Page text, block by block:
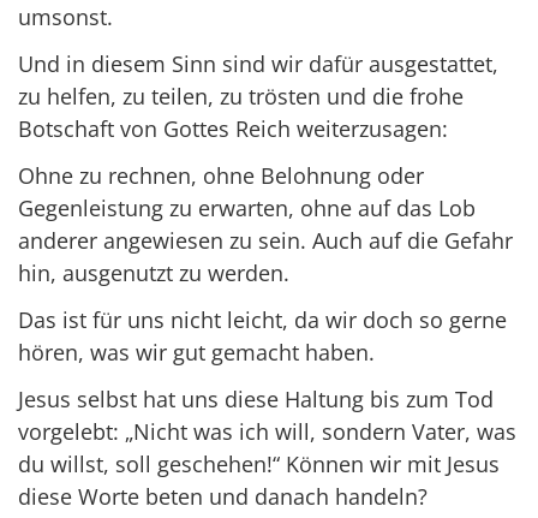
umsonst.
Und in diesem Sinn sind wir dafür ausgestattet,
zu helfen, zu teilen, zu trösten und die frohe
Botschaft von Gottes Reich weiterzusagen:
Ohne zu rechnen, ohne Belohnung oder
Gegenleistung zu erwarten, ohne auf das Lob
anderer angewiesen zu sein. Auch auf die Gefahr
hin, ausgenutzt zu werden.
Das ist für uns nicht leicht, da wir doch so gerne
hören, was wir gut gemacht haben.
Jesus selbst hat uns diese Haltung bis zum Tod
vorgelebt: „Nicht was ich will, sondern Vater, was
du willst, soll geschehen!“ Können wir mit Jesus
diese Worte beten und danach handeln?